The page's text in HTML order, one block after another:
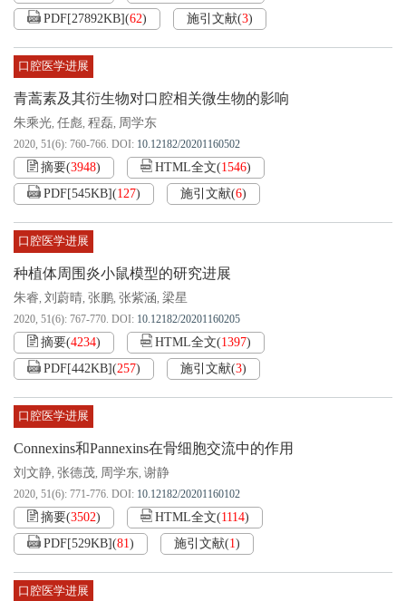
PDF[27892KB](62) 施引文献(3)
口腔医学进展
青蒿素及其衍生物对口腔相关微生物的影响
朱乘光, 任彪, 程磊, 周学东
2020, 51(6): 760-766. DOI: 10.12182/20201160502
摘要(3948) HTML全文(1546)
PDF[545KB](127) 施引文献(6)
口腔医学进展
种植体周围炎小鼠模型的研究进展
朱睿, 刘蔚晴, 张鹏, 张紫涵, 梁星
2020, 51(6): 767-770. DOI: 10.12182/20201160205
摘要(4234) HTML全文(1397)
PDF[442KB](257) 施引文献(3)
口腔医学进展
Connexins和Pannexins在骨细胞交流中的作用
刘文静, 张德茂, 周学东, 谢静
2020, 51(6): 771-776. DOI: 10.12182/20201160102
摘要(3502) HTML全文(1114)
PDF[529KB](81) 施引文献(1)
口腔医学进展